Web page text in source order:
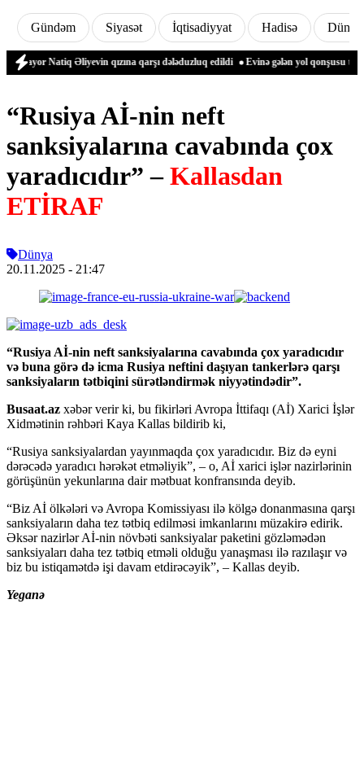
Gündəm Siyasət İqtisadiyyat Hadisə Dünya
Natiq Əliyevin qızına qarşı dələduzluq edildi Evinə gələn yol qonşusu
“Rusiya Aİ-nin neft
sanksiyalarına cavabında çox
yaradıcıdır” –Kallasdan
ETİRAF
Dünya
20.11.2025 - 21:47
“Rusiya Aİ-nin neft sanksiyalarına cavabında çox yaradıcıdır
və buna görə də icma Rusiya neftini daşıyan tankerlərə qarşı
sanksiyaların tətbiqini sürətləndirmək niyyətindədir”.
Busaat.az xəbər verir ki, bu fikirləri Avropa İttifaqı (Aİ) Xarici İşlər
Xidmətinin rəhbəri Kaya Kallas bildirib ki,
“Rusiya sanksiyalardan yayınmaqda çox yaradıcıdır. Biz də eyni
dərəcədə yaradıcı hərəkət etməliyik”, – o, Aİ xarici işlər nazirlərinin
görüşünün yekunlarına dair mətbuat konfransında deyib.
“Biz Aİ ölkələri və Avropa Komissiyası ilə kölgə donanmasına qarşı
sanksiyaların daha tez tətbiq edilməsi imkanlarını müzakirə edirik.
Əksər nazirlər Aİ-nin növbəti sanksiyalar paketini gözləmədən
sanksiyaları daha tez tətbiq etməli olduğu yanaşması ilə razılaşır və
biz bu istiqamətdə işi davam etdirəcəyik”, – Kallas deyib.
Yeganə